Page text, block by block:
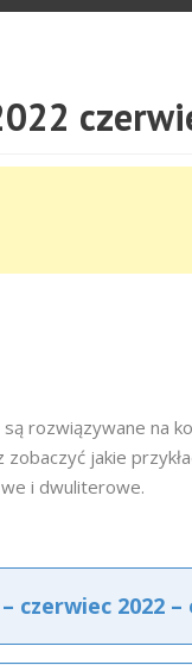
rozwiązywane na
jakie
i dwuliterowe.
czerwiec 2022